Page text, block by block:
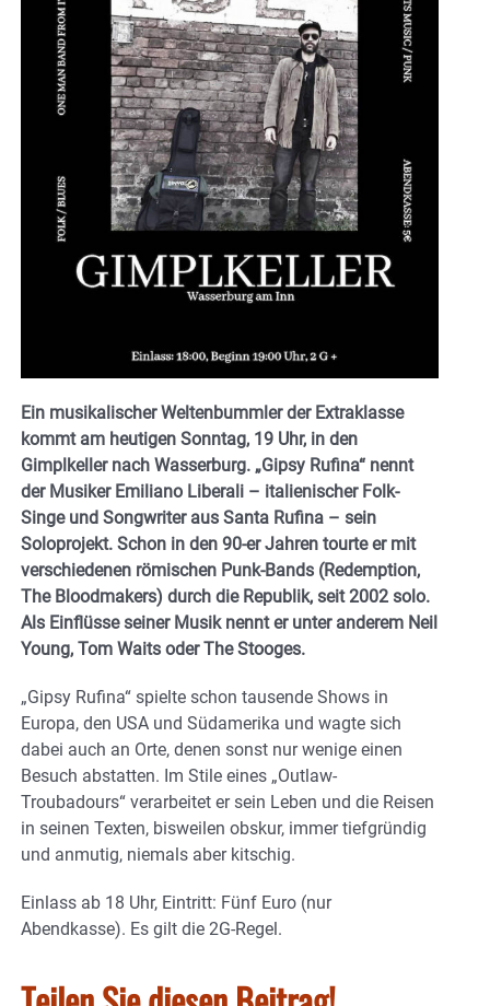
Ein musikalischer Weltenbummler der Extraklasse
kommt am heutigen Sonntag, 19 Uhr, in den
Gimplkeller nach Wasserburg. „Gipsy Rufina“ nennt
der Musiker Emiliano Liberali – italienischer Folk-
Singe und Songwriter aus Santa Rufina – sein
Soloprojekt. Schon in den 90-er Jahren tourte er mit
verschiedenen römischen Punk-Bands (Redemption,
The Bloodmakers) durch die Republik, seit 2002 solo.
Als Einflüsse seiner Musik nennt er unter anderem Neil
Young, Tom Waits oder The Stooges.
„Gipsy Rufina“ spielte schon tausende Shows in
Europa, den USA und Südamerika und wagte sich
dabei auch an Orte, denen sonst nur wenige einen
Besuch abstatten. Im Stile eines „Outlaw-
Troubadours“ verarbeitet er sein Leben und die Reisen
in seinen Texten, bisweilen obskur, immer tiefgründig
und anmutig, niemals aber kitschig.
Einlass ab 18 Uhr, Eintritt: Fünf Euro (nur
Abendkasse). Es gilt die 2G-Regel.